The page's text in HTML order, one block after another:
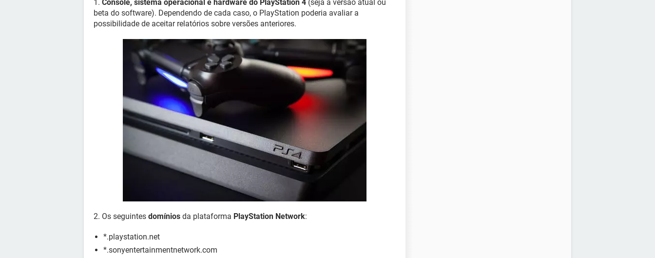
1. Console, sistema operacional e hardware do PlayStation 4 (seja a versão atual ou
beta do software). Dependendo de cada caso, o PlayStation poderia avaliar a
possibilidade de aceitar relatórios sobre versões anteriores.
2. Os seguintes domínios da plataforma PlayStation Network:
*.playstation.net
*.sonyentertainmentnetwork.com